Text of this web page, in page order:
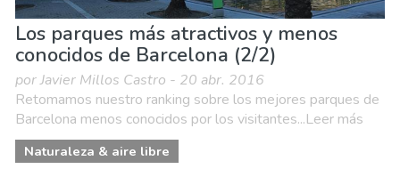
Los parques más atractivos y menos
conocidos de Barcelona (2/2)
por Javier Millos Castro - 20 abr. 2016
Retomamos nuestro ranking sobre los mejores parques de
Barcelona menos conocidos por los visitantes...Leer más
Naturaleza & aire libre